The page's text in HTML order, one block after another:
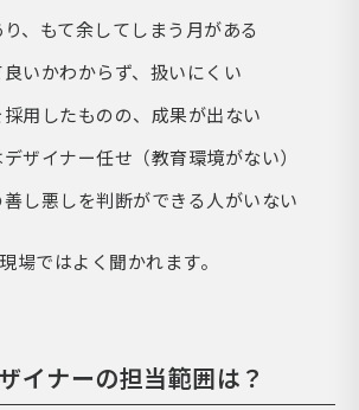
、もて余してしまう月がある
いかわからず、扱いにくい
用したものの、成果が出ない
ザイナー任せ（教育環境がない）
し悪しを判断ができる人がいない
場ではよく聞かれます。
イナーの担当範囲は？